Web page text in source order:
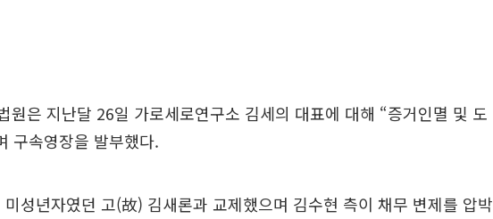
원은 지난달 26일 가로세로연구소 김세의 대표에 대해 “증거인멸 및 도
구속영장을 발부했다.
성년자였던 고(故) 김새론과 교제했으며 김수현 측이 채무 변제를 압박